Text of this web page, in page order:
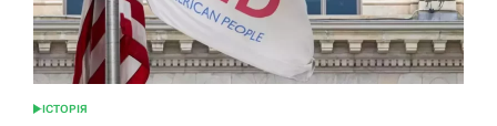
ОПУБЛІКУВАТИ
ІСТОРІЯ